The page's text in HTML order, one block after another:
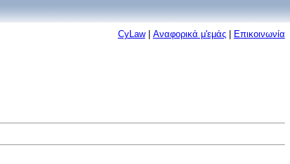
CyLaw| Αναφορικά μ'εμάς| Επικοινωνία